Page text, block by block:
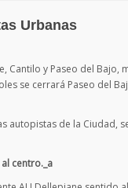
Urbanas
Cantilo y Paseo del Bajo,
se cerrará Paseo del
autopistas de la Ciudad,
centro._a